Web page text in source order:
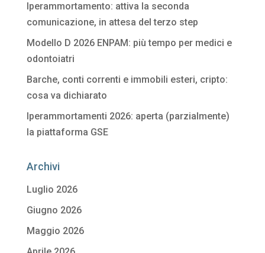
Iperammortamento: attiva la seconda
comunicazione, in attesa del terzo step
Modello D 2026 ENPAM: più tempo per medici e
odontoiatri
Barche, conti correnti e immobili esteri, cripto:
cosa va dichiarato
Iperammortamenti 2026: aperta (parzialmente)
la piattaforma GSE
Archivi
Luglio 2026
Giugno 2026
Maggio 2026